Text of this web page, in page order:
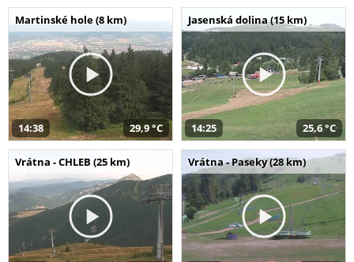
Martinské hole (8 km)
14:38 29,9 °C
Jasenská dolina (15 km)
14:25 25,6 °C
Vrátna - CHLEB (25 km) Vrátna - Paseky (28 km)